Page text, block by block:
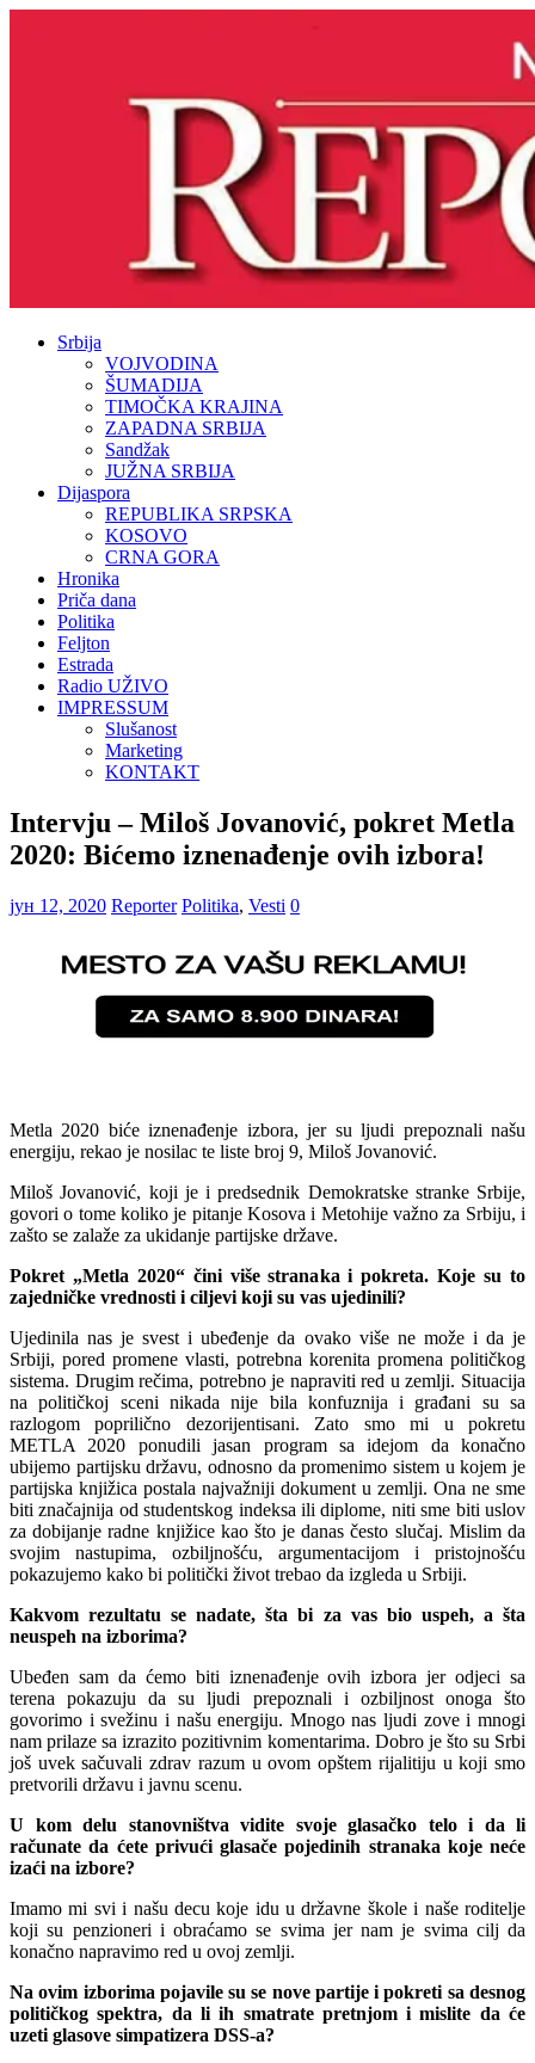
Srbija
VOJVODINA
ŠUMADIJA
TIMOČKA KRAJINA
ZAPADNA SRBIJA
Sandžak
JUŽNA SRBIJA
Dijaspora
REPUBLIKA SRPSKA
KOSOVO
CRNA GORA
Hronika
Priča dana
Politika
Feljton
Estrada
Radio UŽIVO
IMPRESSUM
Slušanost
Marketing
KONTAKT
Intervju – Miloš Jovanović, pokret Metla
2020: Bićemo iznenađenje ovih izbora!
јун 12, 2020 Reporter Politika, Vesti 0
Metla 2020 biće iznenađenje izbora, jer su ljudi prepoznali našu
energiju, rekao je nosilac te liste broj 9, Miloš Jovanović.
Miloš Jovanović, koji je i predsednik Demokratske stranke Srbije,
govori o tome koliko je pitanje Kosova i Metohije važno za Srbiju, i
zašto se zalaže za ukidanje partijske države.
Pokret „Metla 2020“ čini više stranaka i pokreta. Koje su to
zajedničke vrednosti i ciljevi koji su vas ujedinili?
Ujedinila nas je svest i ubeđenje da ovako više ne može i da je
Srbiji, pored promene vlasti, potrebna korenita promena političkog
sistema. Drugim rečima, potrebno je napraviti red u zemlji. Situacija
na političkoj sceni nikada nije bila konfuznija i građani su sa
razlogom poprilično dezorijentisani. Zato smo mi u pokretu
METLA 2020 ponudili jasan program sa idejom da konačno
ubijemo partijsku državu, odnosno da promenimo sistem u kojem je
partijska knjižica postala najvažniji dokument u zemlji. Ona ne sme
biti značajnija od studentskog indeksa ili diplome, niti sme biti uslov
za dobijanje radne knjižice kao što je danas često slučaj. Mislim da
svojim nastupima, ozbiljnošću, argumentacijom i pristojnošću
pokazujemo kako bi politički život trebao da izgleda u Srbiji.
Kakvom rezultatu se nadate, šta bi za vas bio uspeh, a šta
neuspeh na izborima?
Ubeđen sam da ćemo biti iznenađenje ovih izbora jer odjeci sa
terena pokazuju da su ljudi prepoznali i ozbiljnost onoga što
govorimo i svežinu i našu energiju. Mnogo nas ljudi zove i mnogi
nam prilaze sa izrazito pozitivnim komentarima. Dobro je što su Srbi
još uvek sačuvali zdrav razum u ovom opštem rijalitiju u koji smo
pretvorili državu i javnu scenu.
U kom delu stanovništva vidite svoje glasačko telo i da li
računate da ćete privući glasače pojedinih stranaka koje neće
izaći na izbore?
Imamo mi svi i našu decu koje idu u državne škole i naše roditelje
koji su penzioneri i obraćamo se svima jer nam je svima cilj da
konačno napravimo red u ovoj zemlji.
Na ovim izborima pojavile su se nove partije i pokreti sa desnog
političkog spektra, da li ih smatrate pretnjom i mislite da će
uzeti glasove simpatizera DSS-a?